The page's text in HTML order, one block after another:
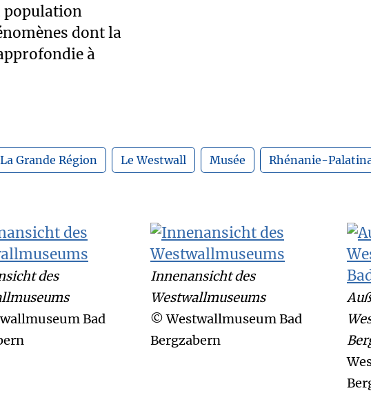
population
dont la
à
La Grande Région Le Westwall Musée Rhénanie-
des
Bad
Innenansicht des
Westwallmuseums
© Westwallmuseum Bad
Bergzabern